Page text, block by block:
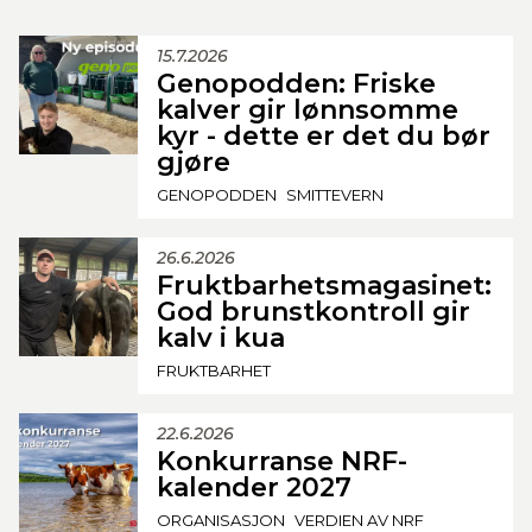
15.7.2026
Genopodden: Friske
kalver gir lønnsomme
kyr - dette er det du bør
gjøre
GENOPODDEN SMITTEVERN
26.6.2026
Fruktbarhetsmagasinet:
God brunstkontroll gir
kalv i kua
FRUKTBARHET
22.6.2026
Konkurranse NRF-
kalender 2027
ORGANISASJON VERDIEN AV NRF